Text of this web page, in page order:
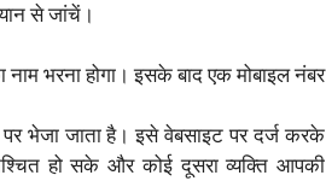
से जांचें।
भरना होगा। इसके बाद एक मोबाइल नंबर
भेजा जाता है। इसे वेबसाइट पर दर्ज करके
हो सके और कोई दूसरा व्यक्ति आपकी